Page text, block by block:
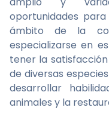
oportunidades
ámbito de la
especializarse en
tener la
de diversas
desarrollar
animales y la